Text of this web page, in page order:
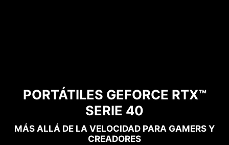
PORTÁTILES GEFORCE RTX™
SERIE 40
MÁS ALLÁ DE LA VELOCIDAD PARA GAMERS Y
CREADORES